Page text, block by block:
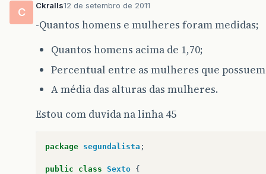
C
Ckralls12 de setembro de 2011
-Quantos homens e mulheres foram medidas;
Quantos homens acima de 1,70;
Percentual entre as mulheres que
A média das alturas das mulheres.
Estou com duvida na linha 45
package segundalista ;
public class Sexto {